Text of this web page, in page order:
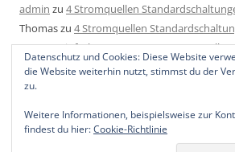
admin zu 4 Stromquellen
Thomaszu 4 Stromquellen
MatszuEinfache LED Konstantstromquelle
2 Bauteilen, 1 Regler und 1 Widerstand.
Datenschutz und Cookies: Diese Website
die Website weiterhin nutzt, stimmst du der
zu.
Weitere Informationen, beispielsweise zur
findest du hier:Cookie-Richtlinie